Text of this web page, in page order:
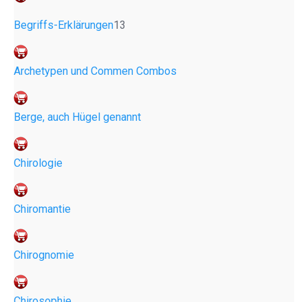
Begriffs-Erklärungen13
Archetypen und Commen Combos
Berge, auch Hügel genannt
Chirologie
Chiromantie
Chirognomie